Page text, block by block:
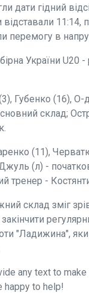
дати гідний
11:14,
перемогу в
України U20
Губенко (16), О-
склад;
(11),
(л) -
тренер -
склад зміг
"Ладижина",
any text to
happy to help!